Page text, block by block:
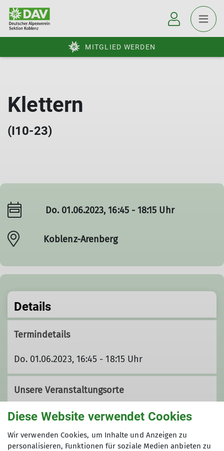
MITGLIED WERDEN
Klettern
(I10-23)
Do. 01.06.2023, 16:45 - 18:15 Uhr
Koblenz-Arenberg
Details
Termindetails
Do. 01.06.2023, 16:45 - 18:15 Uhr
Unsere Veranstaltungsorte
Koblenz-Arenberg
Diese Website verwendet Cookies
Wir verwenden Cookies, um Inhalte und Anzeigen zu
personalisieren, Funktionen für soziale Medien anbieten zu